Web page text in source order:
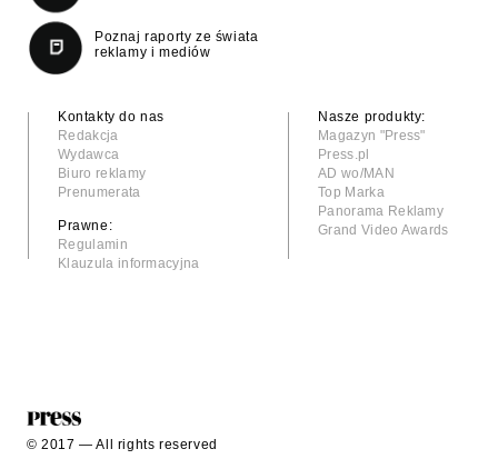
Poznaj raporty ze świata
reklamy i mediów
Kontakty do nas
Redakcja
Wydawca
Biuro reklamy
Prenumerata
Prawne:
Regulamin
Klauzula informacyjna
Nasze produkty:
Magazyn "Press"
Press.pl
AD wo/MAN
Top Marka
Panorama Reklamy
Grand Video Awards
© 2017 — All rights reserved